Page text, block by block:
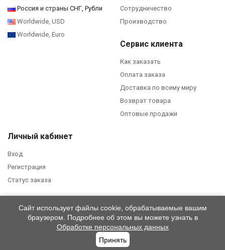
Россия и страны СНГ, Рубли
Worldwide, USD
Worldwide, Euro
Сотрудничество
Производство
Сервис клиента
Как заказать
Оплата заказа
Доставка по всему миру
Возврат товара
Оптовые продажи
Личный кабинет
Вход
Регистрация
Статус заказа
© 2026 ЮНОСТЬ™ / ООО «ТИМЭГ». Все права защищены.Политика
конфиденциальности
.
Сайт использует файлы cookie, обрабатываемые вашим
браузером. Подробнее об этом вы можете узнать в
Обработке персональных данных
Принять